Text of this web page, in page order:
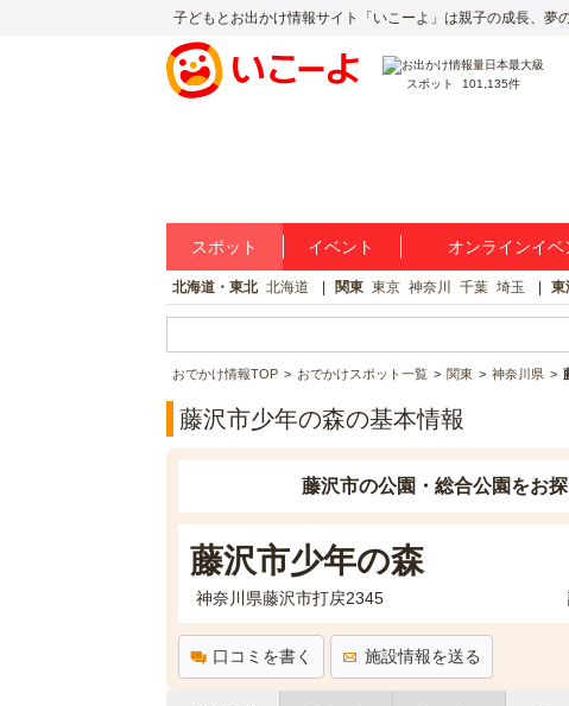
子どもとお出かけ情報サイト「いこーよ」は親子の成長、夢
スポット 101,135件
スポット イベント オンラインイベ
北海道・東北 北海道 関東 東京 神奈川 千葉 埼玉 東
おでかけ情報TOP おでかけスポット一覧 関東 神奈川県
藤沢市少年の森の基本情報
藤沢市の公園・総合公園をお
藤沢市少年の森
神奈川県藤沢市打戻2345
口コミを書く 施設情報を送る